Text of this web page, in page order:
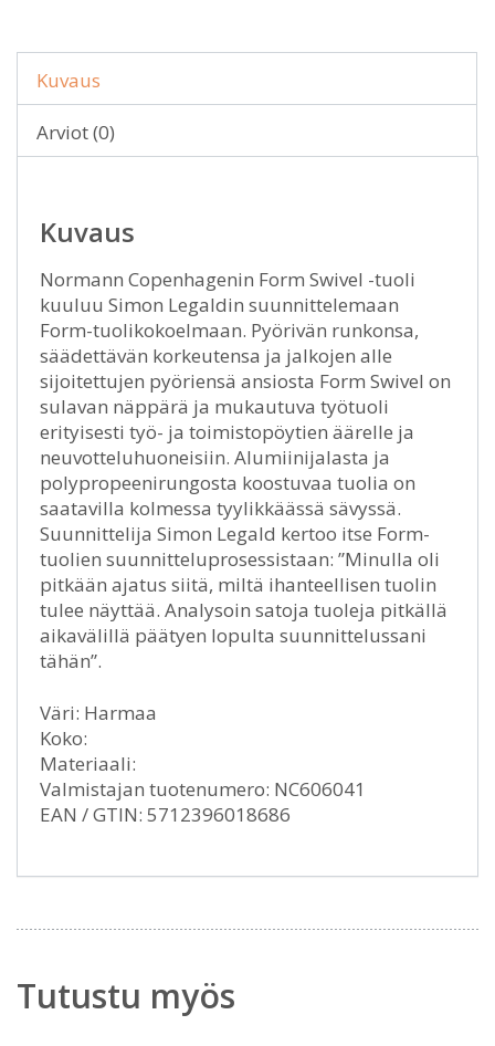
Kuvaus
Arviot (0)
Kuvaus
Normann Copenhagenin Form Swivel -tuoli
kuuluu Simon Legaldin suunnittelemaan
Form-tuolikokoelmaan. Pyörivän runkonsa,
säädettävän korkeutensa ja jalkojen alle
sijoitettujen pyöriensä ansiosta Form Swivel on
sulavan näppärä ja mukautuva työtuoli
erityisesti työ- ja toimistopöytien äärelle ja
neuvotteluhuoneisiin. Alumiinijalasta ja
polypropeenirungosta koostuvaa tuolia on
saatavilla kolmessa tyylikkäässä sävyssä.
Suunnittelija Simon Legald kertoo itse Form-
tuolien suunnitteluprosessistaan: ”Minulla oli
pitkään ajatus siitä, miltä ihanteellisen tuolin
tulee näyttää. Analysoin satoja tuoleja pitkällä
aikavälillä päätyen lopulta suunnittelussani
tähän”.
Väri: Harmaa
Koko:
Materiaali:
Valmistajan tuotenumero: NC606041
EAN / GTIN: 5712396018686
Tutustu myös